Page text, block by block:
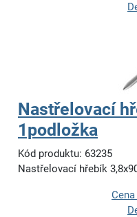
Nastřelovací
1podložka
Kód produktu: 63235
Nastřelovací hřebík